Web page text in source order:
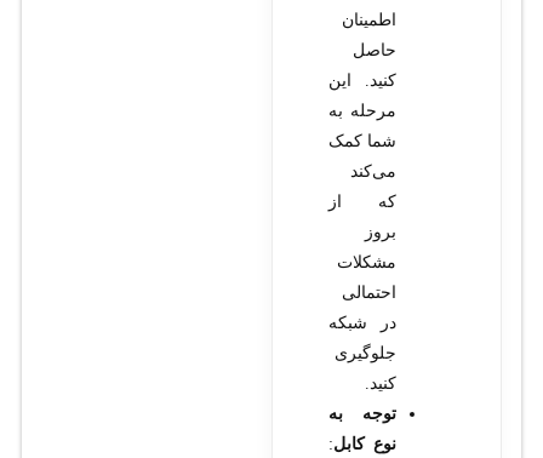
اطمینان
حاصل
کنید. این
مرحله به
شما کمک
می‌کند
که از
بروز
مشکلات
احتمالی
در شبکه
جلوگیری
کنید.
توجه به
نوع کابل: